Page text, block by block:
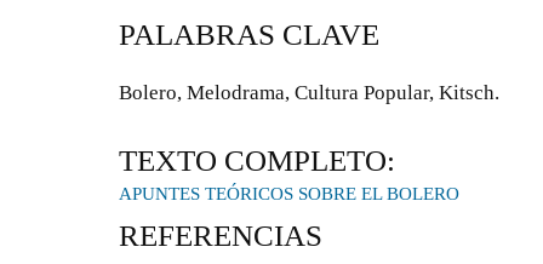
PALABRAS CLAVE
Bolero, Melodrama, Cultura Popular, Kitsch.
TEXTO COMPLETO:
APUNTES TEÓRICOS SOBRE EL BOLERO
REFERENCIAS